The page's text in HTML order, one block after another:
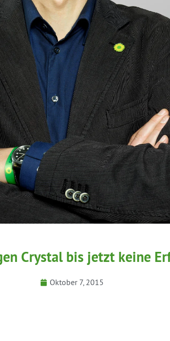
Crystal bis jetzt keine
Oktober 7, 2015